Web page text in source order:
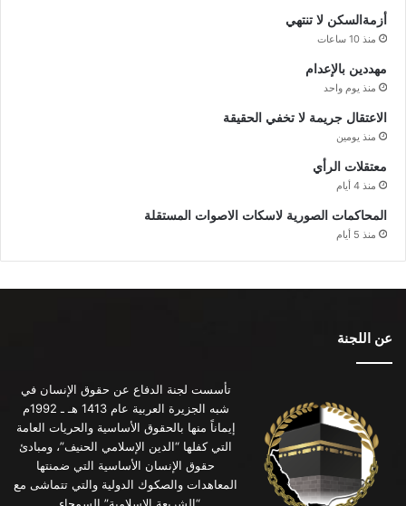
أزمةالسكن لا تنتهي
منذ 10 ساعات
مهددين بالإعدام
منذ يوم واحد
الاعتقال جريمة لا تخفي الحقيقة
منذ يومين
معتقلات الرأي
منذ 4 أيام
المحاكمات الصورية لاسكات الاصوات المستقلة
منذ 5 أيام
عن اللجنة
تأسست لجنة الدفاع عن حقوق الإنسان في
شبه الجزيرة العربية عام 1413 هـ ـ 1992م
إيماناً منها بالحقوق الأساسية والحريات العامة
التي كفلها “الدين الإسلامي الحنيف”، ومبادئ
حقوق الإنسان الأساسية التي ضمنتها
المعاهدات والصكوك الدولية والتي تتماشى مع